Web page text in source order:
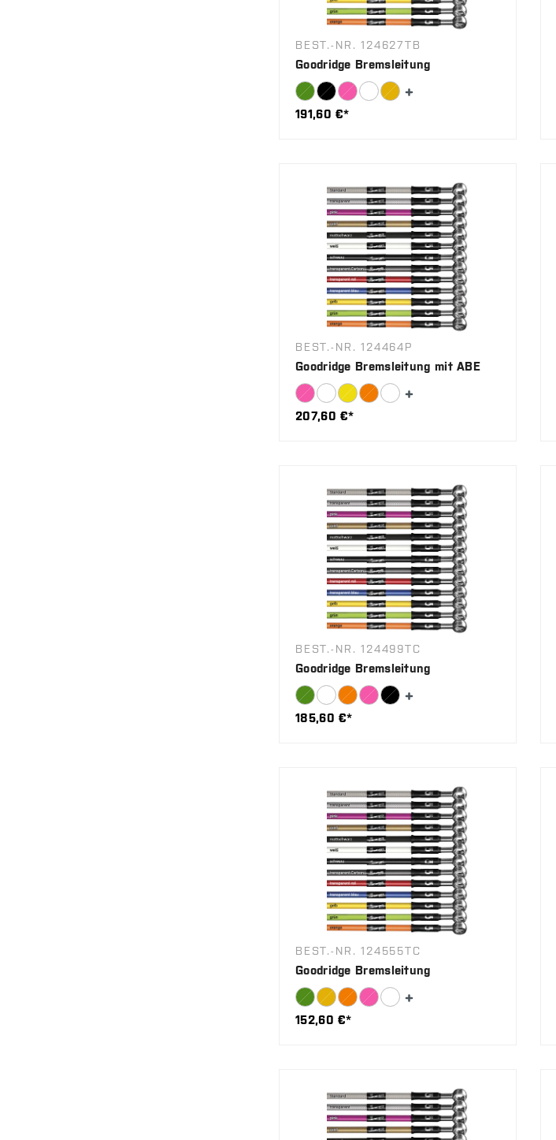
BEST.-NR. 124627TB
Goodridge Bremsleitung
191,60 €*
BEST.-NR. 124464P
Goodridge Bremsleitung mit ABE
207,60 €*
BEST.-NR. 124499TC
Goodridge Bremsleitung
185,60 €*
BEST.-NR. 124555TC
Goodridge Bremsleitung
152,60 €*